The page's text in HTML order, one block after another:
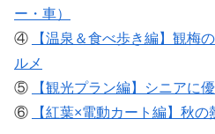
ー・車）
④
【温泉＆食べ歩き編】観梅
ルメ
⑤
【観光プラン編】シニアに
⑥
【紅葉×電動カート編】秋